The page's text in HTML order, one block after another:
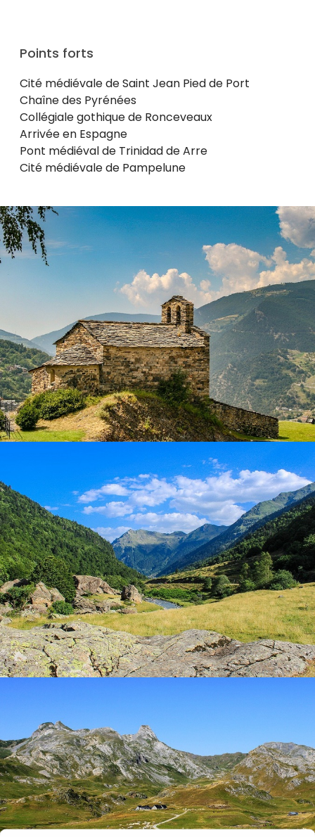
Points forts
Cité médiévale de Saint Jean Pied de Port
Chaîne des Pyrénées
Collégiale gothique de Ronceveaux
Arrivée en Espagne
Pont médiéval de Trinidad de Arre
Cité médiévale de Pampelune